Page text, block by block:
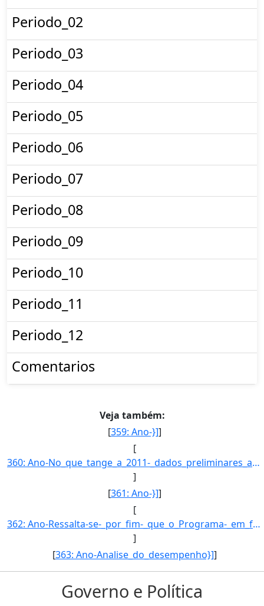
Periodo_02
Periodo_03
Periodo_04
Periodo_05
Periodo_06
Periodo_07
Periodo_08
Periodo_09
Periodo_10
Periodo_11
Periodo_12
Comentarios
Veja também:
[359: Ano-}]]
[
360: Ano-No_que_tange_a_2011-_dados_preliminares_apontam_para_indices_compativeis_aqueles_verificados_no_]
]
[361: Ano-}]]
[
362: Ano-Ressalta-se-_por_fim-_que_o_Programa-_em_funcao_de_seus_objetivos_precipuos-_apoia-_tambem-_empr]
]
[363: Ano-Analise_do_desempenho}]]
Governo e Política